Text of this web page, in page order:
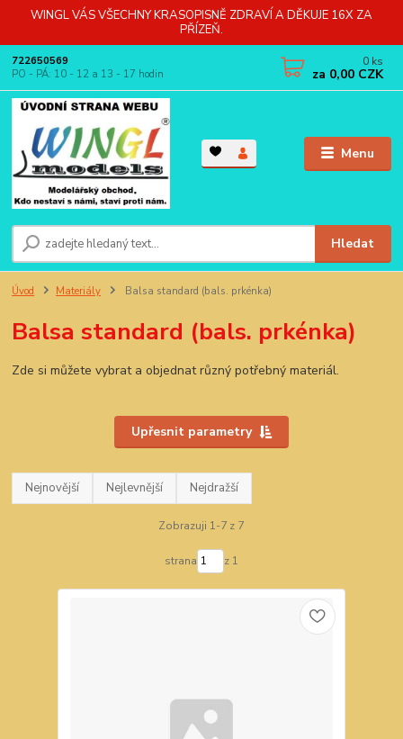
WINGL VÁS VŠECHNY KRASOPISNĚ ZDRAVÍ A DĚKUJE 16X ZA
PŘÍZEŇ.
Menu
Hledat
722650569
PO - PÁ: 10 - 12 a 13 - 17 hodin
0 ks
za 0,00 CZK
Úvod Materiály Balsa standard (bals. prkénka)
Balsa standard (bals. prkénka)
Zde si můžete vybrat a objednat různý potřebný materiál.
Upřesnit parametry
Nejnovější Nejlevnější Nejdražší
Zobrazuji 1-7 z 7
strana z 1